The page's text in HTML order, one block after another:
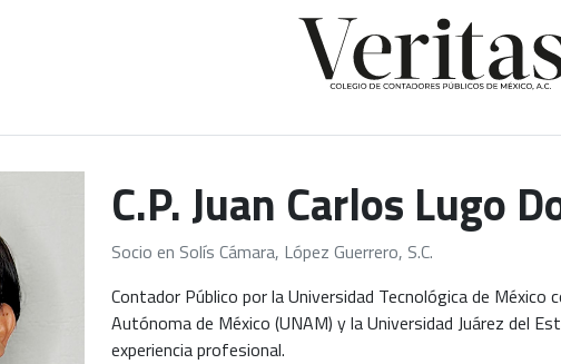
C.P. Juan Carlos Lugo
Socio en Solís Cámara, López Guerrero, S.C.
Contador Público por la Universidad Tecnológica de
Autónoma de México (UNAM) y la Universidad Juárez del
experiencia profesional.